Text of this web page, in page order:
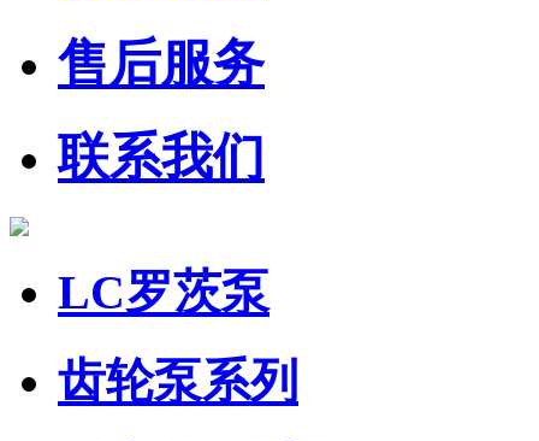
售后服务
联系我们
LC罗茨泵
齿轮泵系列